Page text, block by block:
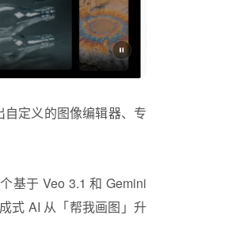
定义的图像编辑器、专
基于 Veo 3.1 和 Gemini
式 AI 从「帮我画图」升